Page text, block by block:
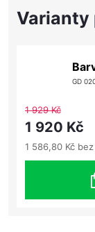
GD
1 929 Kč
1 920 Kč
1 586,80 Kč bez